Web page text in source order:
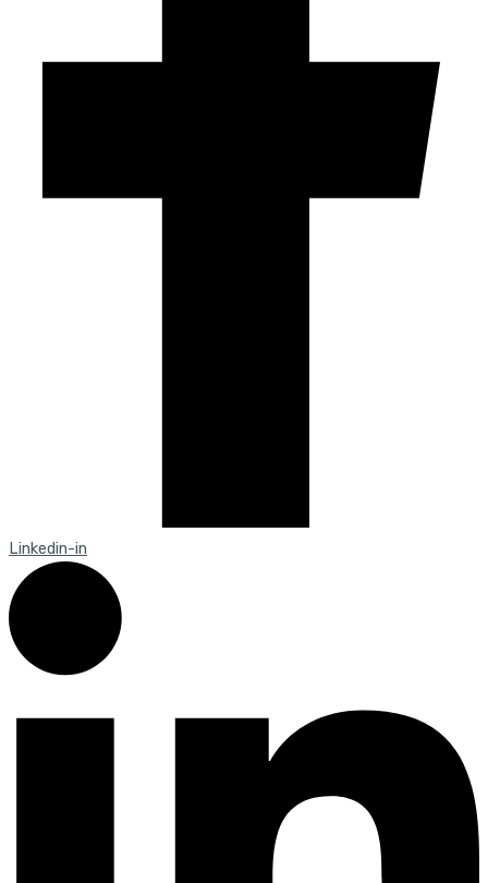
Linkedin-in